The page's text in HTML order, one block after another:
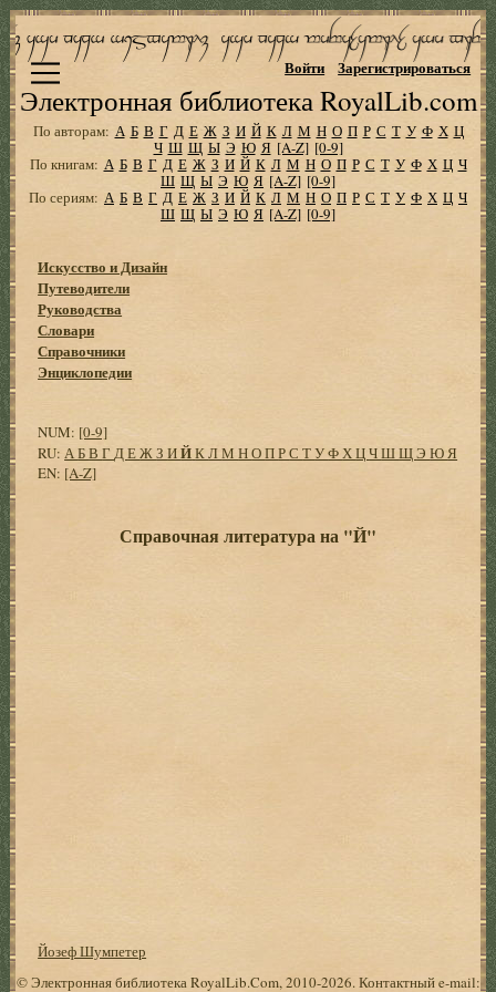
Электронная библиотека RoyalLib.com
Войти Зарегистрироваться
По авторам: А Б В Г Д Е Ж З И Й К Л М Н О П Р С Т У Ф Х Ц
Ч Ш Щ Ы Э Ю Я [A-Z] [0-9]
По книгам: А Б В Г Д Е Ж З И Й К Л М Н О П Р С Т У Ф Х Ц Ч
Ш Щ Ы Э Ю Я [A-Z] [0-9]
По сериям: А Б В Г Д Е Ж З И Й К Л М Н О П Р С Т У Ф Х Ц Ч
Ш Щ Ы Э Ю Я [A-Z] [0-9]
Искусство и Дизайн
Путеводители
Руководства
Словари
Справочники
Энциклопедии
NUM: [0-9]
RU:АБВГДЕЖЗИЙКЛМНОПРСТУФХЦЧШЩЭЮЯ
EN: [A-Z]
Справочная литература на "Й"
Йозеф Шумпетер
© Электронная библиотека RoyalLib.Com, 2010-2026. Контактный e-mail: